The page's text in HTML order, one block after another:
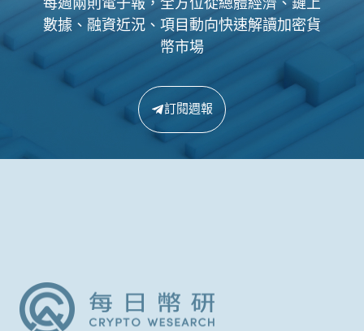
數據、融資近況、項目動向快速解讀加密貨
幣市場
訂閱週報